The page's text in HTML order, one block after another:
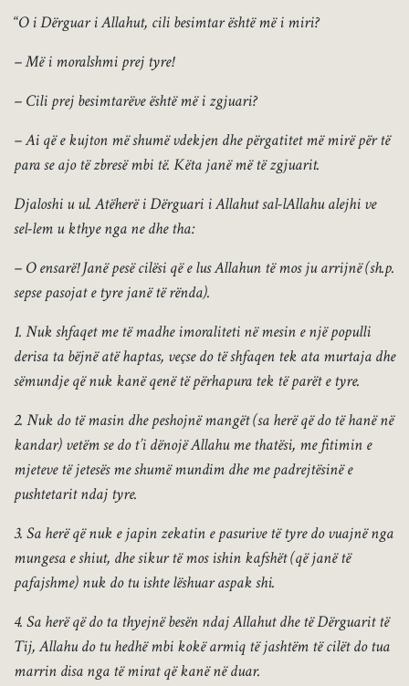
“O i Dërguar i Allahut, cili besimtar është më i miri?
– Më i moralshmi prej tyre!
– Cili prej besimtarëve është më i zgjuari?
– Ai që e kujton më shumë vdekjen dhe përgatitet më mirë për të
para se ajo të zbresë mbi të. Këta janë më të zgjuarit.
Djaloshi u ul. Atëherë i Dërguari i Allahut sal-lAllahu alejhi ve
sel-lem u kthye nga ne dhe tha:
– O ensarë! Janë pesë cilësi që e lus Allahun të mos ju arrijnë (sh.p.
sepse pasojat e tyre janë të rënda).
1. Nuk shfaqet me të madhe imoraliteti në mesin e një populli
derisa ta bëjnë atë haptas, veçse do të shfaqen tek ata murtaja dhe
sëmundje që nuk kanë qenë të përhapura tek të parët e tyre.
2. Nuk do të masin dhe peshojnë mangët (sa herë që do të hanë në
kandar) vetëm se do t’i dënojë Allahu me thatësi, me fitimin e
mjeteve të jetesës me shumë mundim dhe me padrejtësinë e
pushtetarit ndaj tyre.
3. Sa herë që nuk e japin zekatin e pasurive të tyre do vuajnë nga
mungesa e shiut, dhe sikur të mos ishin kafshët (që janë të
pafajshme) nuk do tu ishte lëshuar aspak shi.
4. Sa herë që do ta thyejnë besën ndaj Allahut dhe të Dërguarit të
Tij, Allahu do tu hedhë mbi kokë armiq të jashtëm të cilët do tua
marrin disa nga të mirat që kanë në duar.